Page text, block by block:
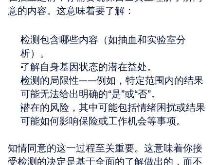
意的内容。这意味着要了解：
检测包含哪些内容（如抽血和实验室分
析）。
了解自身基因状态的潜在益处。
检测的局限性——例如，特定范围内的结果
可能无法给出明确的“是”或“否”。
潜在的风险，其中可能包括情绪困扰或结果
可能如何影响保险或工作机会等事项。
知情同意的这一过程至关重要。这意味着你接
受检测的决定是基于全面的了解做出的，而不